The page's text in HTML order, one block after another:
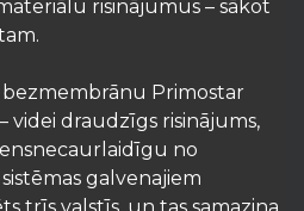
risinājumus – sākot
Primostar
videi draudzīgs risinājums,
no
galvenajiem
trīs valstīs, un tas samazina